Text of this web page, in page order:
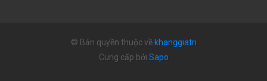
© Bản quyền thuộc về khanggiatri
Cung cấp bởi Sapo